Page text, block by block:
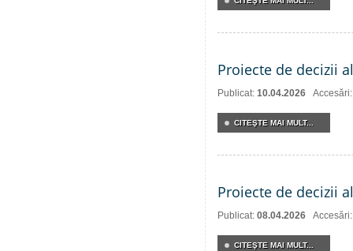
Proiecte de decizii
Publicat: 10.04.2026
CITEŞTE MAI MULT...
Proiecte de decizii
Publicat: 08.04.2026
CITEŞTE MAI MULT...